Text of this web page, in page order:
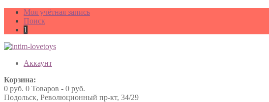
Моя учётная запись
Поиск
1
Аккаунт
Корзина:
0 руб. 0 Товаров - 0 руб.
Подольск, Революционный пр-кт, 34/29